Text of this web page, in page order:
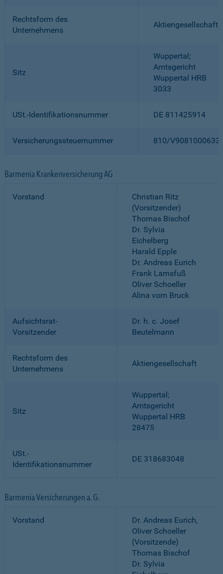
Rechtsform des
Unternehmens
Aktiengesellschaft
Sitz
Wuppertal;
Amtsgericht
Wuppertal HRB
3033
USt.-Identifikationsnummer DE 811425914
Versicherungssteuernummer 810/
Barmenia Krankenversicherung AG
Vorstand
Christian Ritz
(Vorsitzender)
Thomas Bischof
Dr. Sylvia
Eichelberg
Harald Epple
Dr. Andreas Eurich
Frank Lamsfuß
Oliver Schoeller
Alina vom Bruck
Aufsichtsrat-
Vorsitzender
Dr. h. c. Josef
Beutelmann
Rechtsform des
Unternehmens
Aktiengesellschaft
Sitz
Wuppertal;
Amtsgericht
Wuppertal HRB
28475
USt.-
Identifikationsnummer
DE 318683048
Barmenia Versicherungen a. G.
Vorstand
Dr. Andreas Eurich,
Oliver Schoeller
(Vorsitzende)
Thomas Bischof
Dr. Sylvia